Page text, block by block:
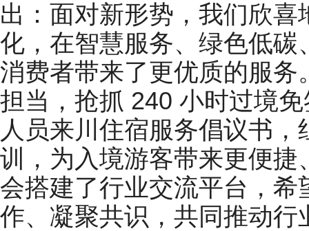
出：面对新形势，我们欣
化，在智慧服务、绿色低
消费者带来了更优质的服
担当，抢抓 240 小时过境
人员来川住宿服务倡议书
训，为入境游客带来更便
会搭建了行业交流平台，
作、凝聚共识，共同推动